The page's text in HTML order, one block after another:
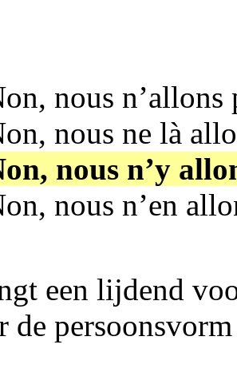
nous n’allons
nous ne là
nous n’y
nous n’en
een lijdend
de